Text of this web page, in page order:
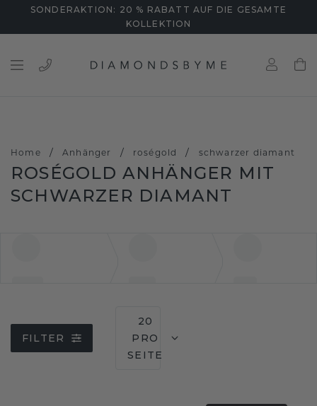
SONDERAKTION: 20 % RABATT AUF DIE GESAMTE
KOLLEKTION
Home / Anhänger / roségold / schwarzer diamant
ROSÉGOLD ANHÄNGER MIT
SCHWARZER DIAMANT
FILTER
20
PRO
SEITE